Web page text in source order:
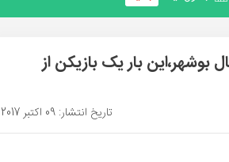
بوشهر،این بار یک بازیکن از
تاریخ انتشار: 09 اکتبر 2017